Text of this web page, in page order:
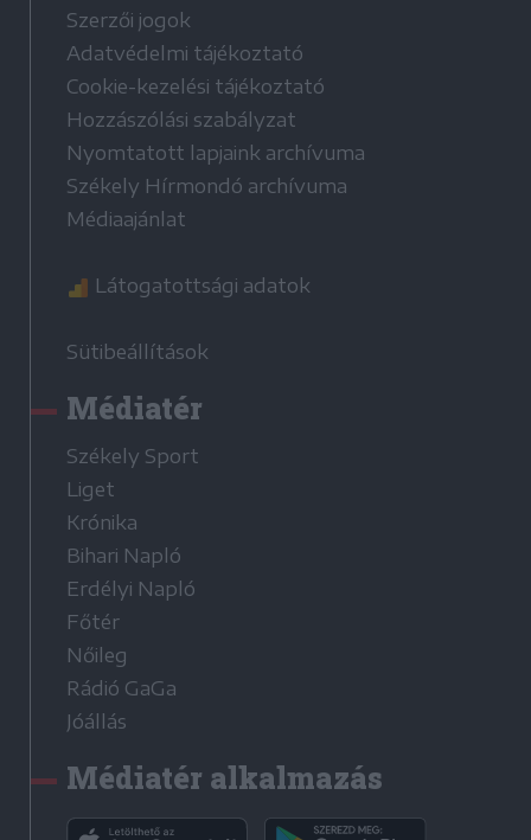
Szerzői jogok
Adatvédelmi tájékoztató
Cookie-kezelési tájékoztató
Hozzászólási szabályzat
Nyomtatott lapjaink archívuma
Székely Hírmondó archívuma
Médiaajánlat
Látogatottsági adatok
Sütibeállítások
Médiatér
Székely Sport
Liget
Krónika
Bihari Napló
Erdélyi Napló
Főtér
Nőileg
Rádió GaGa
Jóállás
Médiatér alkalmazás